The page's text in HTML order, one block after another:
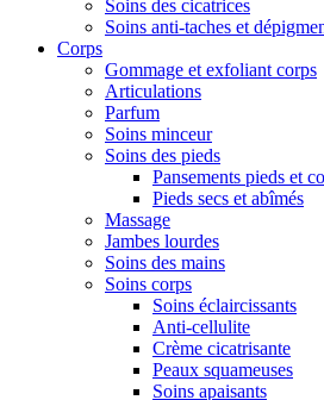
Soins des cicatrices
Soins anti-taches et
Corps
Gommage et exfoliant corps
Articulations
Parfum
Soins minceur
Soins des pieds
Pansements pieds et
Pieds secs et abîmés
Massage
Jambes lourdes
Soins des mains
Soins corps
Soins éclaircissants
Anti-cellulite
Crème cicatrisante
Peaux squameuses
Soins apaisants